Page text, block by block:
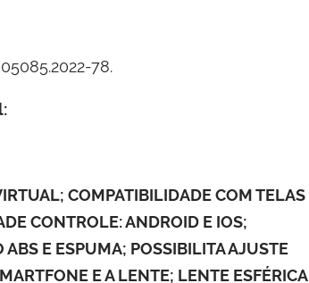
78.
COMPATIBILIDADE COM TELAS
CONTROLE: ANDROID E IOS;
ABS E ESPUMA; POSSIBILITA AJUSTE
E A LENTE; LENTE ESFÉRICA